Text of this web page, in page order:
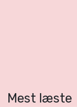
Mest læste